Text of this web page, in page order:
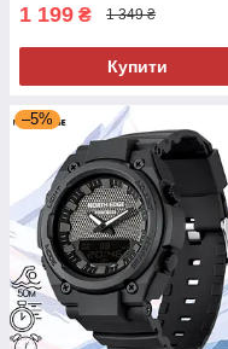
1 199 ₴ 1 349 ₴
Купити
–5%